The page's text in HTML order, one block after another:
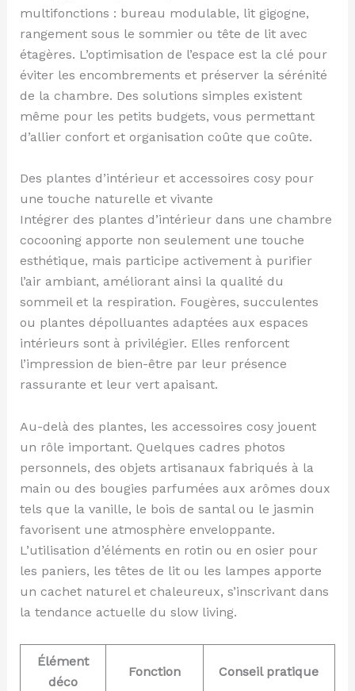
multifonctions : bureau modulable, lit gigogne,
rangement sous le sommier ou tête de lit avec
étagères. L’optimisation de l’espace est la clé pour
éviter les encombrements et préserver la sérénité
de la chambre. Des solutions simples existent
même pour les petits budgets, vous permettant
d’allier confort et organisation coûte que coûte.
Des plantes d’intérieur et accessoires cosy pour
une touche naturelle et vivante
Intégrer des plantes d’intérieur dans une chambre
cocooning apporte non seulement une touche
esthétique, mais participe activement à purifier
l’air ambiant, améliorant ainsi la qualité du
sommeil et la respiration. Fougères, succulentes
ou plantes dépolluantes adaptées aux espaces
intérieurs sont à privilégier. Elles renforcent
l’impression de bien-être par leur présence
rassurante et leur vert apaisant.
Au-delà des plantes, les accessoires cosy jouent
un rôle important. Quelques cadres photos
personnels, des objets artisanaux fabriqués à la
main ou des bougies parfumées aux arômes doux
tels que la vanille, le bois de santal ou le jasmin
favorisent une atmosphère enveloppante.
L’utilisation d’éléments en rotin ou en osier pour
les paniers, les têtes de lit ou les lampes apporte
un cachet naturel et chaleureux, s’inscrivant dans
la tendance actuelle du slow living.
Élément
déco
Fonction Conseil pratique